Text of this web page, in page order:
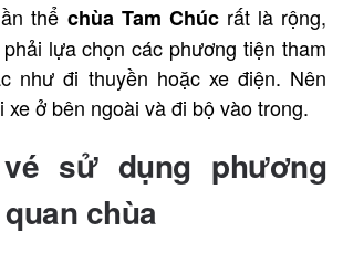
thể chùa Tam Chúcrất là rộng,
lựa chọn các phương tiện tham
như đi thuyền hoặc xe điện. Nên
xe ở bên ngoài và đi bộ vào trong.
sử dụng phương
chùa